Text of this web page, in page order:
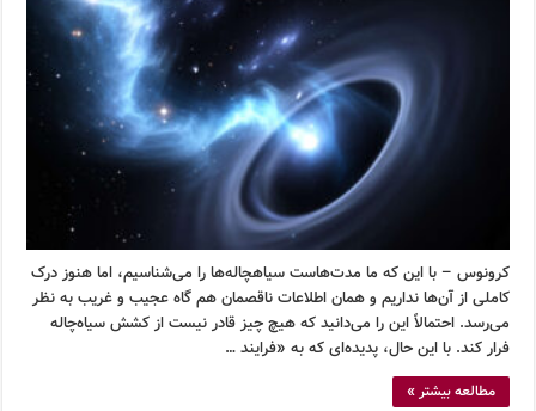
کرونوس – با این که ما مدت‌هاست سیاهچاله‌ها را می‌شناسیم، اما هنوز درک
کاملی از آن‌ها نداریم و همان اطلاعات ناقصمان هم گاه عجیب و غریب به نظر
می‌رسد. احتمالاً این را می‌دانید که هیچ چیز قادر نیست از کشش سیاه‌چاله
فرار کند. با این حال، پدیده‌ای که به «فرایند …
مطالعه بیشتر »